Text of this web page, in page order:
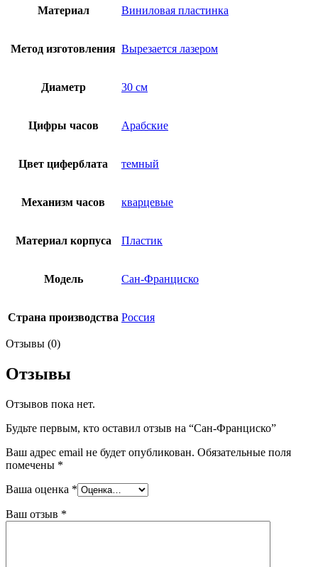
Материал Виниловая пластинка
Метод изготовления Вырезается лазером
Диаметр 30 см
Цифры часов Арабские
Цвет циферблата темный
Механизм часов кварцевые
Материал корпуса Пластик
Модель Сан-Франциско
Страна производства Россия
Отзывы (0)
Отзывы
Отзывов пока нет.
Будьте первым, кто оставил отзыв на “Сан-Франциско”
Ваш адрес email не будет опубликован. Обязательные поля
помечены *
Ваша оценка *
Ваш отзыв *